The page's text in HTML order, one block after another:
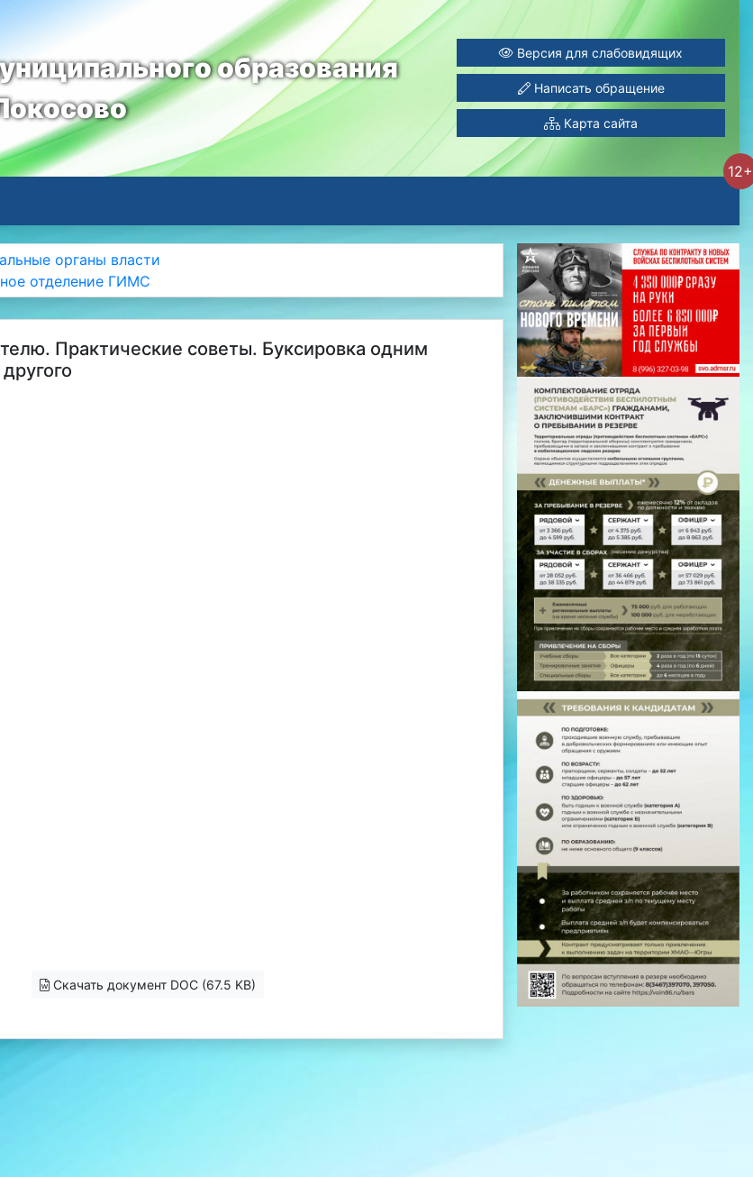
образования
Версия для слабовидящих
Написать обращение
Карта сайта
12+
органы власти
отделение ГИМС
Практические советы. Буксировка одним
Скачать документ DOC (67.5 KB)